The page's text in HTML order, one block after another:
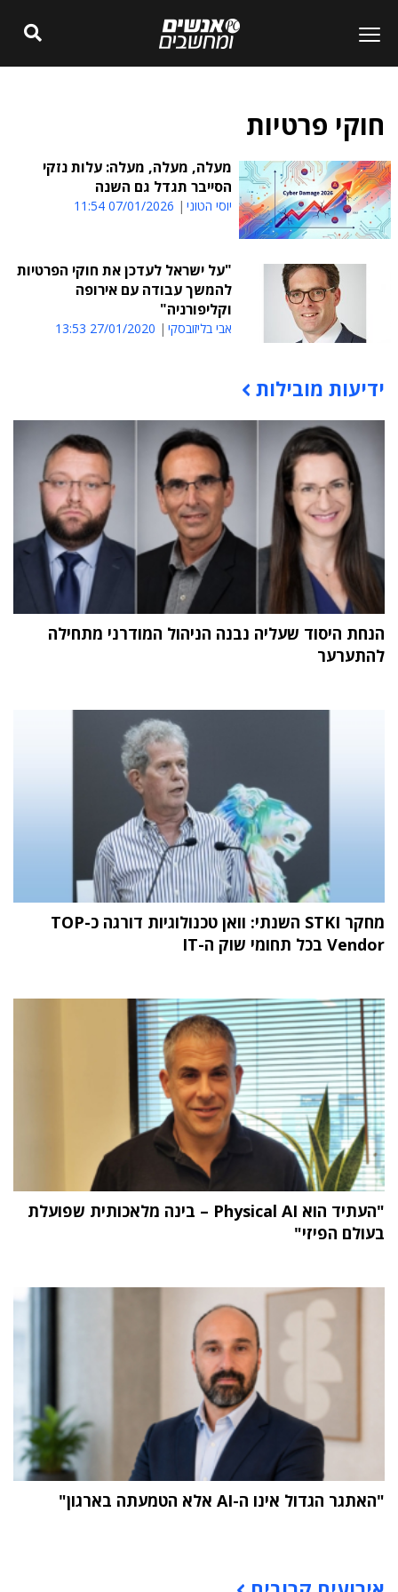
חוקי פרטיות
מעלה, מעלה, מעלה: עלות נזקי
הסייבר תגדל גם השנה
יוסי הטוני 07/01/2026 11:54
"על ישראל לעדכן את חוקי הפרטיות
להמשך עבודה עם אירופה
וקליפורניה"
אבי בליזובסקי 27/01/2020 13:53
תוכן פרסומי
ידיעות מובילות
הנחת היסוד שעליה נבנה הניהול המודרני מתחילה
להתערער
מחקר STKI השנתי: וואן טכנולוגיות דורגה כ-TOP
Vendor בכל תחומי שוק ה-IT
"העתיד הוא Physical AI – בינה מלאכותית שפועלת
בעולם הפיזי"
"האתגר הגדול אינו ה-AI אלא הטמעתה בארגון"